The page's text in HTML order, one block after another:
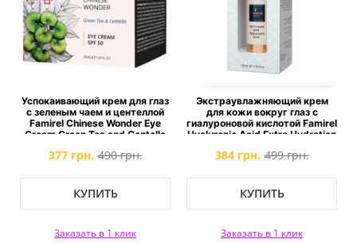
Успокаивающий крем для глаз
с зеленым чаем и центеллой
Famirel Chinese Wonder Eye
Cream Green Tea and Centella
377 грн. 490 грн.
КУПИТЬ
Заказать в 1 клик
Экстраувлажняющий крем
для кожи вокруг глаз с
гиалуроновой кислотой Famirel
Hyaluronic Acid Extra Hydration
384 грн. 499 грн.
КУПИТЬ
Заказать в 1 клик